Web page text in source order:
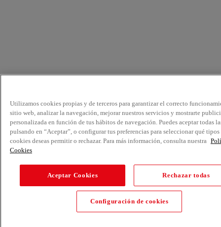
Utilizamos cookies propias y de terceros para garantizar el correcto
sitio web, analizar la navegación, mejorar nuestros servicios y mostrarte
personalizada en función de tus hábitos de navegación. Puedes aceptar todas
pulsando en “Aceptar”, o configurar tus preferencias para seleccionar qué tipos
cookies deseas permitir o rechazar. Para más información, consulta nuestra
Cookies
Aceptar Cookies Rechazar todas
Configuración de cookies